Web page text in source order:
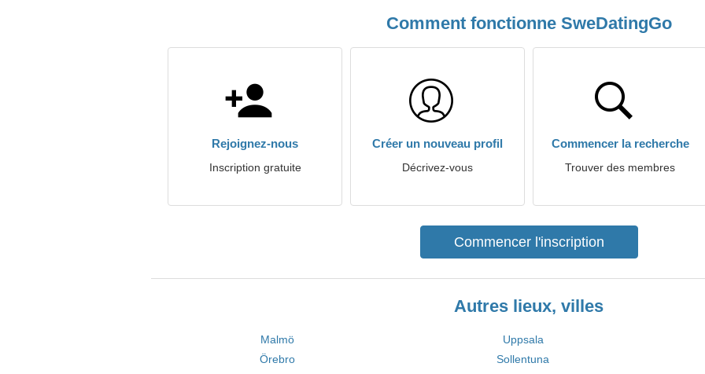
Comment fonctionne SweDatingGo
Rejoignez-nous
Inscription gratuite
Créer un nouveau profil
Décrivez-vous
Commencer la recherche
Trouver des membres
Commencer l'inscription
Autres lieux, villes
Malmö Uppsala
Örebro
Sollentuna